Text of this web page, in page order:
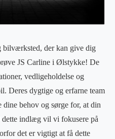
bilværksted, der kan give dig
JS Carline i Ølstykke! De
vedligeholdelse og
Deres dygtige og erfarne team
behov og sørge for, at din
indlæg vil vi fokusere på
det er vigtigt at få dette